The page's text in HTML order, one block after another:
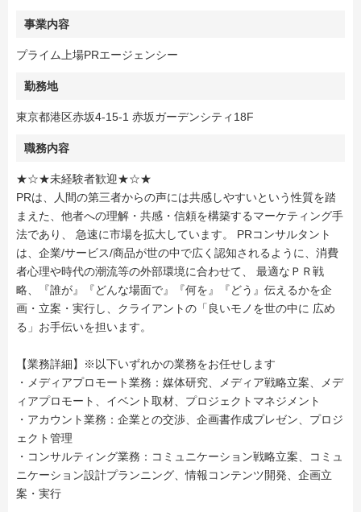
事業内容
プライム上場PRエージェンシー
勤務地
東京都港区赤坂4-15-1 赤坂ガーデンシティ18F
職務内容
★☆★未経験者歓迎★☆★
PRは、人間の第三者からの声には共感しやすいという性質を踏
まえた、他者への理解・共感・信頼を構築するマーケティング手
法であり、 急速に市場を拡大しています。 PRコンサルタント
は、企業/サービス/商品が世の中で広く認知されるように、消費
者心理や時代の潮流等の外部環境に合わせて、 最適なＰＲ戦
略、『誰が』『どんな場面で』『何を』『どう』伝えるかを企
画・立案・実行し、クライアントの「良いモノを世の中に 広め
る」お手伝いを担います。
【業務詳細】※以下いずれかの業務をお任せします
・メディアプロモート業務：媒体研究、メディア戦略立案、メデ
ィアプロモート、イベント取材、プロジェクトマネジメント
・アカウント業務：企業との交渉、企画書作成プレゼン、プロジ
ェクト管理
・コンサルティング業務：コミュニケーション戦略立案、コミュ
ニケーション設計プランニング、情報コンテンツ開発、企画立
案・実行